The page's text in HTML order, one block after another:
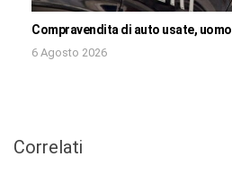
Compravendita di auto usate,
6 Agosto 2026
Correlati